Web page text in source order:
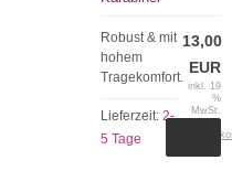
Robust & mit
hohem
Tragekomfort.
Lieferzeit:2-
5 Tage
13,00
EUR
inkl. 19
%
MwSt.
zzgl.